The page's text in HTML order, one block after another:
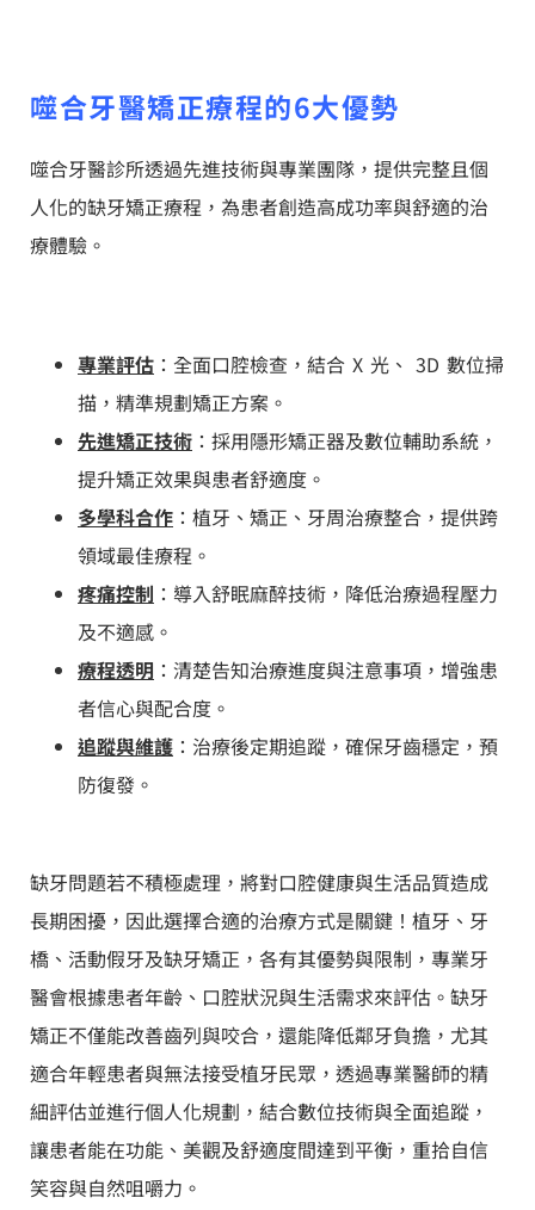
噬合牙醫矯正療程的6大優勢
噬合牙醫診所透過先進技術與專業團隊，提供完整且個
人化的缺牙矯正療程，為患者創造高成功率與舒適的治
療體驗。
專業評估 ：全面口腔檢查，結合 X 光、 3D 數位掃
描，精準規劃矯正方案。
先進矯正技術 ：採用隱形矯正器及數位輔助系統，
提升矯正效果與患者舒適度。
多學科合作 ：植牙、矯正、牙周治療整合，提供跨
領域最佳療程。
疼痛控制 ：導入舒眠麻醉技術，降低治療過程壓力
及不適感。
療程透明 ：清楚告知治療進度與注意事項，增強患
者信心與配合度。
追蹤與維護 ：治療後定期追蹤，確保牙齒穩定，預
防復發。
缺牙問題若不積極處理，將對口腔健康與生活品質造成
長期困擾，因此選擇合適的治療方式是關鍵！植牙、牙
橋、活動假牙及缺牙矯正，各有其優勢與限制，專業牙
醫會根據患者年齡、口腔狀況與生活需求來評估。缺牙
矯正不僅能改善齒列與咬合，還能降低鄰牙負擔，尤其
適合年輕患者與無法接受植牙民眾，透過專業醫師的精
細評估並進行個人化規劃，結合數位技術與全面追蹤，
讓患者能在功能、美觀及舒適度間達到平衡，重拾自信
笑容與自然咀嚼力。